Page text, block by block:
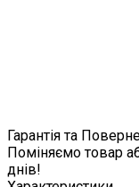
Гарантія та
Поміняємо товар
днів!